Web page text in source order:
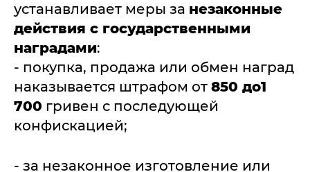
устанавливает меры за незаконные
действия с государственными
наградами:
- покупка, продажа или обмен наград
наказывается штрафом от 850 до1
700 гривен с последующей
конфискацией;
- за незаконное изготовление или